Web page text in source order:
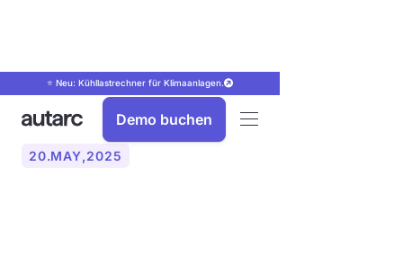
⭐ Neu: Kühllastrechner für Klimaanlagen.
Demo buchen
20.MAY,2025